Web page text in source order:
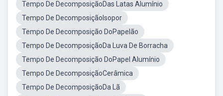
Tempo De DecomposiçãoDas Latas Alumínio
Tempo De DecomposiçãoIsopor
Tempo De Decomposição DoPapelão
Tempo De DecomposiçãoDa Luva De Borracha
Tempo De Decomposição DoPapel Alumínio
Tempo De DecomposiçãoCerâmica
Tempo De DecomposiçãoDa Lã